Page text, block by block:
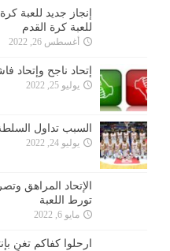
إنجاز جديد للعبة
للعبة كرة القدم
أغسطس 26, 2022
إتحاد ناجح وإتحاد
يوليو 25, 2022
السبب تداول
يوليو 24, 2022
الإتحاد المراهق
تورط اللعبة
مايو 6, 2022
ارحلوا كفاكم تغنٍ